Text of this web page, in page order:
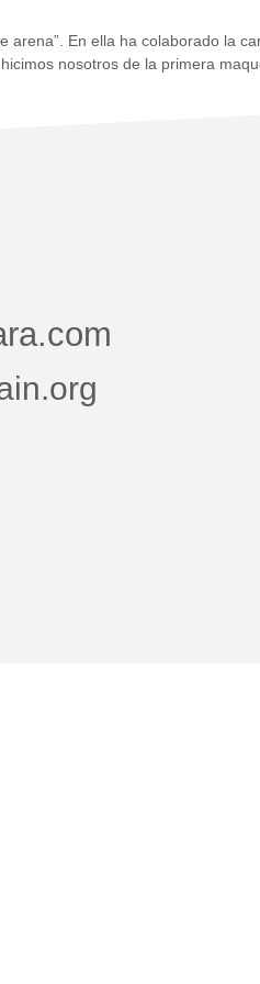
En ella ha colaborado la
nosotros de la primera